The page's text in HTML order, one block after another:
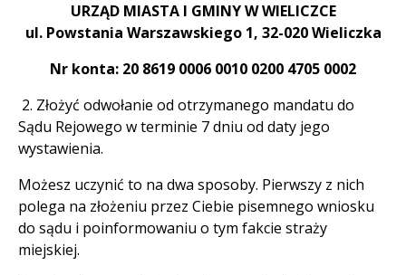
URZĄD MIASTA I GMINY W WIELICZCE
ul. Powstania Warszawskiego 1, 32-020 Wieliczka
Nr konta: 20 8619 0006 0010 0200 4705 0002
2. Złożyć odwołanie od otrzymanego mandatu do
Sądu Rejowego w terminie 7 dniu od daty jego
wystawienia.
Możesz uczynić to na dwa sposoby. Pierwszy z nich
polega na złożeniu przez Ciebie pisemnego wniosku
do sądu i poinformowaniu o tym fakcie straży
miejskiej.